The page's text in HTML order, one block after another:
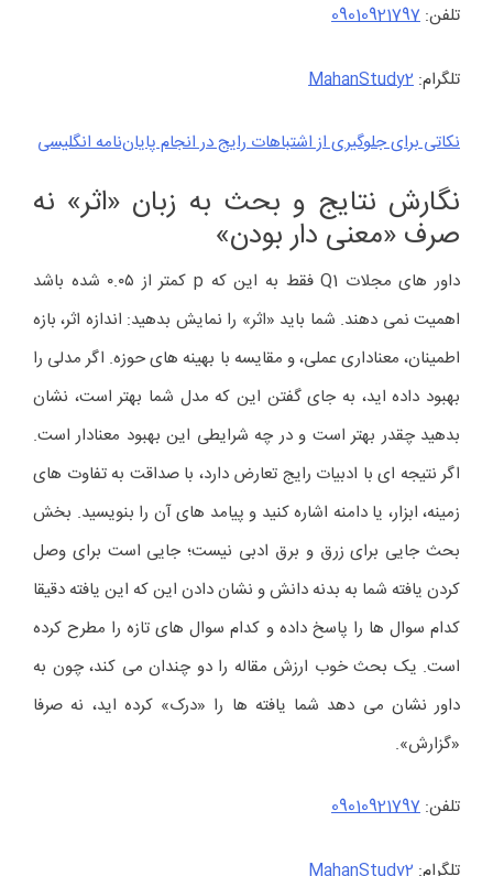
تلفن: 09010921797
تلگرام: MahanStudy2
نکاتی برای جلوگیری از اشتباهات رایج در انجام پایان‌نامه‌ انگلیسی
نگارش نتایج و بحث به زبان «اثر» نه
صرف «معنی دار بودن»
داور های مجلات Q1 فقط به این که p کمتر از ۰.۰۵ شده باشد
اهمیت نمی دهند. شما باید «اثر» را نمایش بدهید: اندازه اثر، بازه
اطمینان، معناداری عملی، و مقایسه با بهینه های حوزه. اگر مدلی را
بهبود داده اید، به جای گفتن این که مدل شما بهتر است، نشان
بدهید چقدر بهتر است و در چه شرایطی این بهبود معنادار است.
اگر نتیجه ای با ادبیات رایج تعارض دارد، با صداقت به تفاوت های
زمینه، ابزار، یا دامنه اشاره کنید و پیامد های آن را بنویسید. بخش
بحث جایی برای زرق و برق ادبی نیست؛ جایی است برای وصل
کردن یافته شما به بدنه دانش و نشان دادن این که این یافته دقیقا
کدام سوال ها را پاسخ داده و کدام سوال های تازه را مطرح کرده
است. یک بحث خوب ارزش مقاله را دو چندان می کند، چون به
داور نشان می دهد شما یافته ها را «درک» کرده اید، نه صرفا
«گزارش».
تلفن: 09010921797